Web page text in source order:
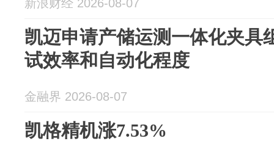
新浪财经 2026-08-07
凯迈申请产储运测一体化夹具
试效率和自动化程度
金融界 2026-08-07
凯格精机涨7.53%